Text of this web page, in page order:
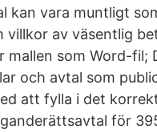
kan vara muntligt
av väsentlig
mallen som Word-
och avtal som
att fylla i det
för